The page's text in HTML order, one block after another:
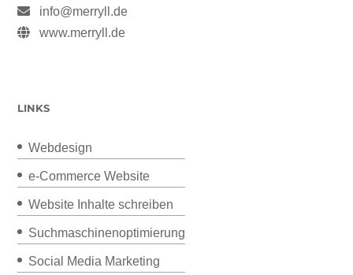
info@merryll.de
www.merryll.de
LINKS
Webdesign
e-Commerce Website
Website Inhalte schreiben
Suchmaschinenoptimierung
Social Media Marketing